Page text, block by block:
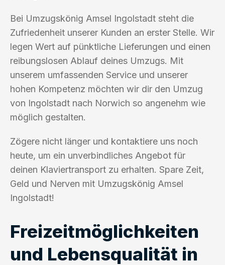
Bei Umzugskönig Amsel Ingolstadt steht die
Zufriedenheit unserer Kunden an erster Stelle. Wir
legen Wert auf pünktliche Lieferungen und einen
reibungslosen Ablauf deines Umzugs. Mit
unserem umfassenden Service und unserer
hohen Kompetenz möchten wir dir den Umzug
von Ingolstadt nach Norwich so angenehm wie
möglich gestalten.
Zögere nicht länger und kontaktiere uns noch
heute, um ein unverbindliches Angebot für
deinen Klaviertransport zu erhalten. Spare Zeit,
Geld und Nerven mit Umzugskönig Amsel
Ingolstadt!
Freizeitmöglichkeiten
und Lebensqualität in